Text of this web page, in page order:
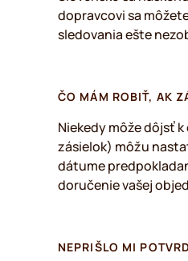
dopravcovi sa
sledovania ešte
ČO MÁM ROBIŤ, AK
Niekedy môže dôjsť
zásielok) môžu
dátume
doručenie vašej
NEPRIŠLO MI